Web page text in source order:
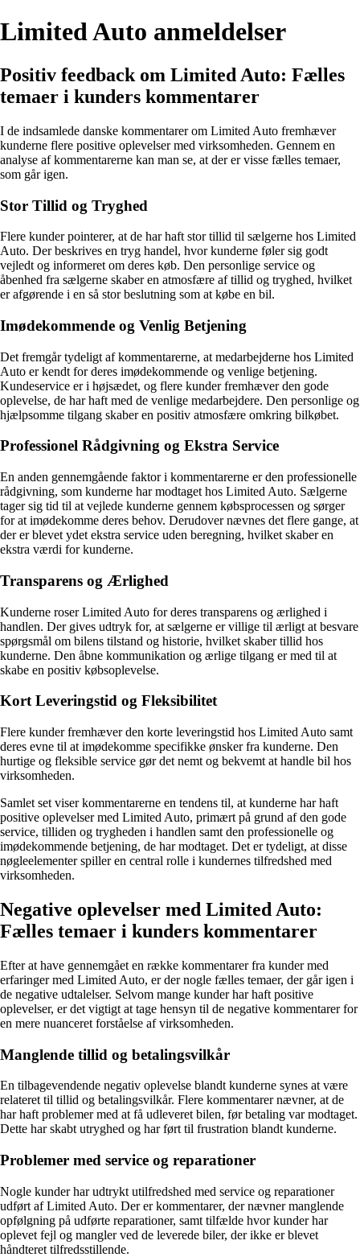
Limited Auto anmeldelser
Positiv feedback om Limited Auto: Fælles
temaer i kunders kommentarer
I de indsamlede danske kommentarer om Limited Auto fremhæver
kunderne flere positive oplevelser med virksomheden. Gennem en
analyse af kommentarerne kan man se, at der er visse fælles temaer,
som går igen.
Stor Tillid og Tryghed
Flere kunder pointerer, at de har haft stor tillid til sælgerne hos Limited
Auto. Der beskrives en tryg handel, hvor kunderne føler sig godt
vejledt og informeret om deres køb. Den personlige service og
åbenhed fra sælgerne skaber en atmosfære af tillid og tryghed, hvilket
er afgørende i en så stor beslutning som at købe en bil.
Imødekommende og Venlig Betjening
Det fremgår tydeligt af kommentarerne, at medarbejderne hos Limited
Auto er kendt for deres imødekommende og venlige betjening.
Kundeservice er i højsædet, og flere kunder fremhæver den gode
oplevelse, de har haft med de venlige medarbejdere. Den personlige og
hjælpsomme tilgang skaber en positiv atmosfære omkring bilkøbet.
Professionel Rådgivning og Ekstra Service
En anden gennemgående faktor i kommentarerne er den professionelle
rådgivning, som kunderne har modtaget hos Limited Auto. Sælgerne
tager sig tid til at vejlede kunderne gennem købsprocessen og sørger
for at imødekomme deres behov. Derudover nævnes det flere gange, at
der er blevet ydet ekstra service uden beregning, hvilket skaber en
ekstra værdi for kunderne.
Transparens og Ærlighed
Kunderne roser Limited Auto for deres transparens og ærlighed i
handlen. Der gives udtryk for, at sælgerne er villige til ærligt at besvare
spørgsmål om bilens tilstand og historie, hvilket skaber tillid hos
kunderne. Den åbne kommunikation og ærlige tilgang er med til at
skabe en positiv købsoplevelse.
Kort Leveringstid og Fleksibilitet
Flere kunder fremhæver den korte leveringstid hos Limited Auto samt
deres evne til at imødekomme specifikke ønsker fra kunderne. Den
hurtige og fleksible service gør det nemt og bekvemt at handle bil hos
virksomheden.
Samlet set viser kommentarerne en tendens til, at kunderne har haft
positive oplevelser med Limited Auto, primært på grund af den gode
service, tilliden og trygheden i handlen samt den professionelle og
imødekommende betjening, de har modtaget. Det er tydeligt, at disse
nøgleelementer spiller en central rolle i kundernes tilfredshed med
virksomheden.
Negative oplevelser med Limited Auto:
Fælles temaer i kunders kommentarer
Efter at have gennemgået en række kommentarer fra kunder med
erfaringer med Limited Auto, er der nogle fælles temaer, der går igen i
de negative udtalelser. Selvom mange kunder har haft positive
oplevelser, er det vigtigt at tage hensyn til de negative kommentarer for
en mere nuanceret forståelse af virksomheden.
Manglende tillid og betalingsvilkår
En tilbagevendende negativ oplevelse blandt kunderne synes at være
relateret til tillid og betalingsvilkår. Flere kommentarer nævner, at de
har haft problemer med at få udleveret bilen, før betaling var modtaget.
Dette har skabt utryghed og har ført til frustration blandt kunderne.
Problemer med service og reparationer
Nogle kunder har udtrykt utilfredshed med service og reparationer
udført af Limited Auto. Der er kommentarer, der nævner manglende
opfølgning på udførte reparationer, samt tilfælde hvor kunder har
oplevet fejl og mangler ved de leverede biler, der ikke er blevet
håndteret tilfredsstillende.